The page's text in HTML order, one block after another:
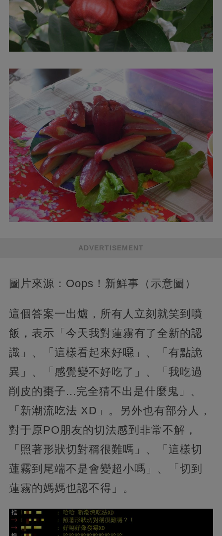
ADVERTISEMENT
圖片來源：Oops！新鮮事（示意圖）
這個答案一出爐，所有人立刻就笑到噴
飯，表示「今天我對蓮霧有了全新的認
識」、「這樣看起來好噁」、「有點詭
異」、「感覺變不好吃了」、「我吃過
削皮的棗子...完全猜不出是什麼鬼」、
「新潮流吃法 XD」。另外也有部分人，
對于原PO朋友的切法感到非常不解，
「照著形狀切對稱很難嗎」、「這樣切
蓮霧到尾端不是會變超小嗎」、「切到
蓮霧的媽媽也認不得」。